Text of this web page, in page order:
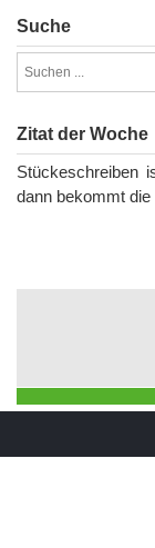
Suche
Zitat der Woche
Stückeschreiben
dann bekommt die